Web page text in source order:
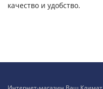
качество и удобство.